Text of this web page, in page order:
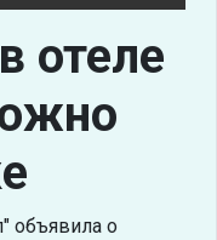
отеле
объявила о